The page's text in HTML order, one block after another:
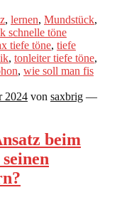
, lernen, Mundstück,
schnelle töne
tiefe töne, tiefe
, tonleiter tiefe töne,
, wie soll man fis
2024 von saxbrig —
beim